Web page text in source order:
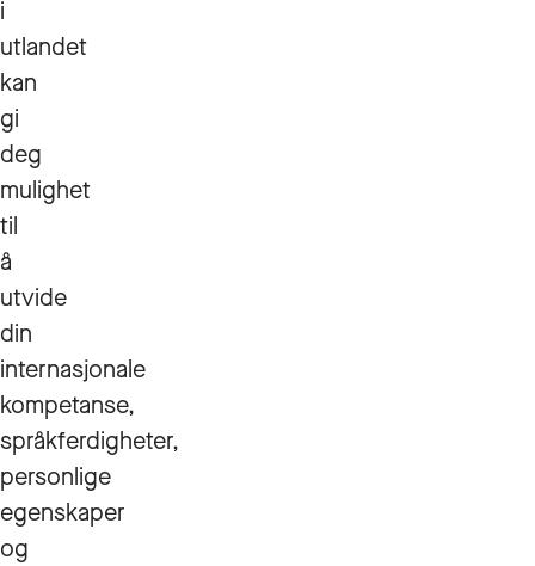
i
utlandet
kan
gi
deg
mulighet
til
å
utvide
din
internasjonale
kompetanse,
språkferdigheter,
personlige
egenskaper
og